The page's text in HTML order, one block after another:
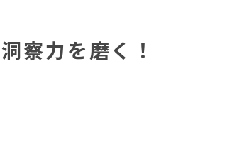
察力を磨く！